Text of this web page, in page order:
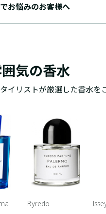
お悩みのお客様へ
気の香水
イリストが厳選した香水を
Byredo